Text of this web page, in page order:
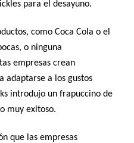
para el desayuno.
como Coca Cola o el
o ninguna
empresas crean
adaptarse a los gustos
introdujo un frapuccino de
muy exitoso.
que las empresas